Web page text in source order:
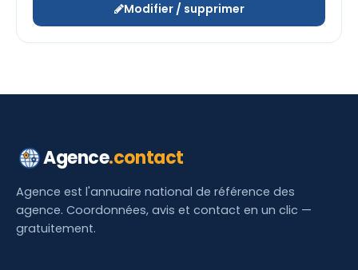
Modifier / supprimer
Agence.contact
Agence est l'annuaire national de référence des
agence. Coordonnées, avis et contact en un clic —
gratuitement.